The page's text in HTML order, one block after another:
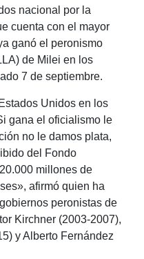
nacional por la
cuenta con el mayor
ganó el peronismo
de Milei en los
7 de septiembre.
Unidos en los
gana el oficialismo le
no le damos plata,
del Fondo
millones de
afirmó quien ha
peronistas de
Kirchner (2003-2007),
y Alberto Fernández